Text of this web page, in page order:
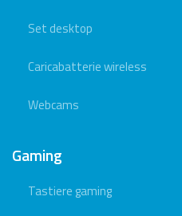
Set desktop
Caricabatterie wireless
Webcams
Gaming
Tastiere gaming